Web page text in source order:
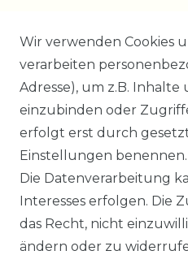
Wir verwenden Cookies
verarbeiten
Adresse), um z.B.
einzubinden oder
erfolgt erst durch
Einstellungen benennen.
Die Datenverarbeitung
Interesses erfolgen. Die
das Recht, nicht
ändern oder zu